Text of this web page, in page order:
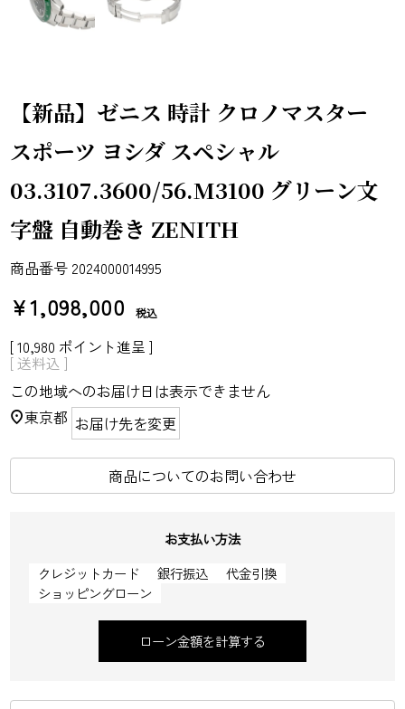
【新品】ゼニス 時計 クロノマスター
スポーツ ヨシダ スペシャル
03.3107.3600/56.M3100 グリーン文
字盤 自動巻き ZENITH
商品番号 2024000014995
¥1,098,000 税込
[10,980 ポイント進呈 ]
送料込
この地域へのお届け日は表示できません
東京都 お届け先を変更
商品についてのお問い合わせ
お支払い方法
クレジットカード
銀行振込
代金引換
ショッピングローン
ローン金額を計算する